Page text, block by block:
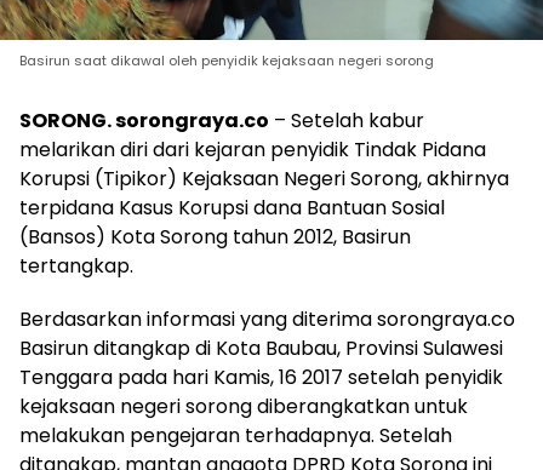
Basirun saat dikawal oleh penyidik kejaksaan negeri sorong
SORONG. sorongraya.co – Setelah kabur
melarikan diri dari kejaran penyidik Tindak Pidana
Korupsi (Tipikor) Kejaksaan Negeri Sorong, akhirnya
terpidana Kasus Korupsi dana Bantuan Sosial
(Bansos) Kota Sorong tahun 2012, Basirun
tertangkap.
Berdasarkan informasi yang diterima sorongraya.co
Basirun ditangkap di Kota Baubau, Provinsi Sulawesi
Tenggara pada hari Kamis, 16 2017 setelah penyidik
kejaksaan negeri sorong diberangkatkan untuk
melakukan pengejaran terhadapnya. Setelah
ditangkap, mantan anggota DPRD Kota Sorong ini